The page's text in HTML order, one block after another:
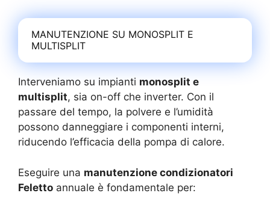
MANUTENZIONE SU MONOSPLIT E
MULTISPLIT
Interveniamo su impianti monosplit e
multisplit, sia on-off che inverter. Con il
passare del tempo, la polvere e l’umidità
possono danneggiare i componenti interni,
riducendo l’efficacia della pompa di calore.
Eseguire una manutenzione condizionatori
Feletto annuale è fondamentale per: